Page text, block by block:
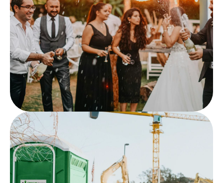
Évènementiel
Réception